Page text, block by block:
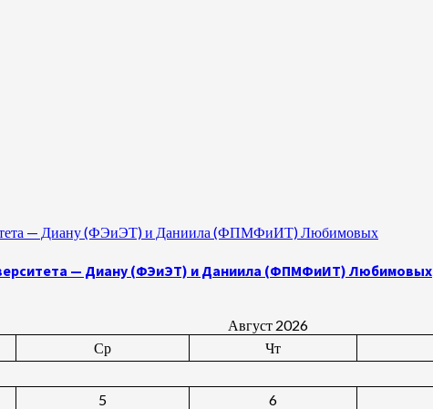
— Диану (ФЭиЭТ) и Даниила (ФПМФиИТ) Любимовых
— Диану (ФЭиЭТ) и Даниила (ФПМФиИТ) Любимовых
Август 2026
Ср Чт
5 6